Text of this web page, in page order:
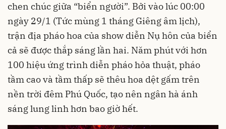
chen chúc giữa “biển người”. Bởi vào lúc 00:00
ngày 29/1 (Tức mùng 1 tháng Giêng âm lịch),
trận địa pháo hoa của show diễn Nụ hôn của biển
cả sẽ được thắp sáng lần hai. Năm phút với hơn
100 hiệu ứng trình diễn pháo hỏa thuật, pháo
tầm cao và tầm thấp sẽ thêu hoa dệt gấm trên
nền trời đêm Phú Quốc, tạo nên ngân hà ánh
sáng lung linh hơn bao giờ hết.